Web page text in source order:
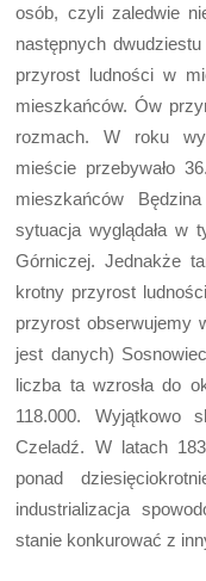
osób, czyli zaledwie
następnych
przyrost ludności w
mieszkańców. Ów
rozmach. W roku
mieście przebywało
mieszkańców
sytuacja wyglądała w
Górniczej. Jednakże
krotny przyrost
przyrost obserwujemy
jest danych)
liczba ta wzrosła do
118.000. Wyjątkowo
Czeladź. W latach
ponad
industrializacja
stanie konkurować z